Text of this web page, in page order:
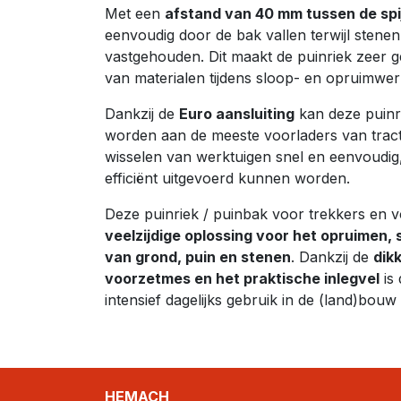
Met een afstand van 40 mm tussen de
eenvoudig door de bak vallen terwijl
vastgehouden. Dit maakt de puinriek zeer
van materialen tijdens sloop- en
Dankzij de Euro aansluiting kan deze
worden aan de meeste voorladers van
wisselen van werktuigen snel en
efficiënt uitgevoerd kunnen worden.
Deze puinriek / puinbak voor trekkers en
veelzijdige oplossing voor het opruimen,
van grond, puin en stenen. Dankzij de
voorzetmes en het praktische inlegvel is
intensief dagelijks gebruik in de
HEMACH